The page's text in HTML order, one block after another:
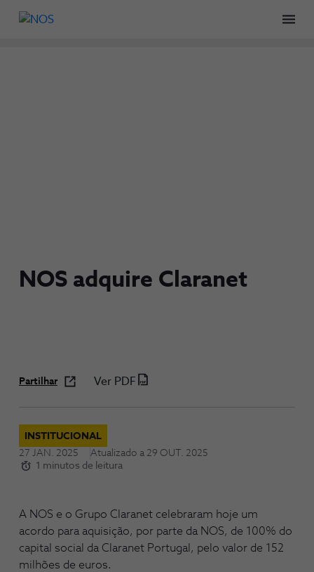
NOS adquire Claranet
Partilhar Ver PDF
INSTITUCIONAL
27 JAN. 2025
Atualizado a 29 OUT. 2025
1 minutos de leitura
A NOS e o Grupo Claranet celebraram hoje um
acordo para aquisição, por parte da NOS, de 100% do
capital social da Claranet Portugal, pelo valor de 152
milhões de euros.